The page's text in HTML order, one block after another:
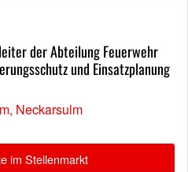
der Abteilung Feuerwehr
und Einsatzplanung
Neckarsulm
im Stellenmarkt